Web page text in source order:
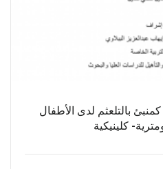
بالتلعثم لدى الأطفال
كلينيكية